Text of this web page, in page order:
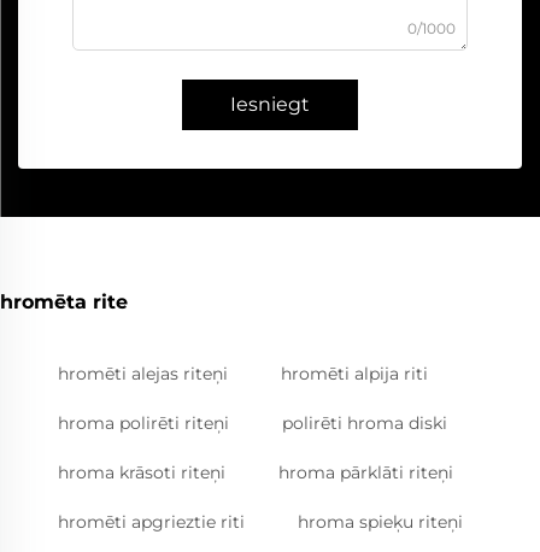
0/1000
Iesniegt
hromēta rite
hromēti alejas riteņi hromēti alpija riti
hroma polirēti riteņi polirēti hroma diski
hroma krāsoti riteņi hroma pārklāti riteņi
hromēti apgrieztie riti hroma spieķu riteņi